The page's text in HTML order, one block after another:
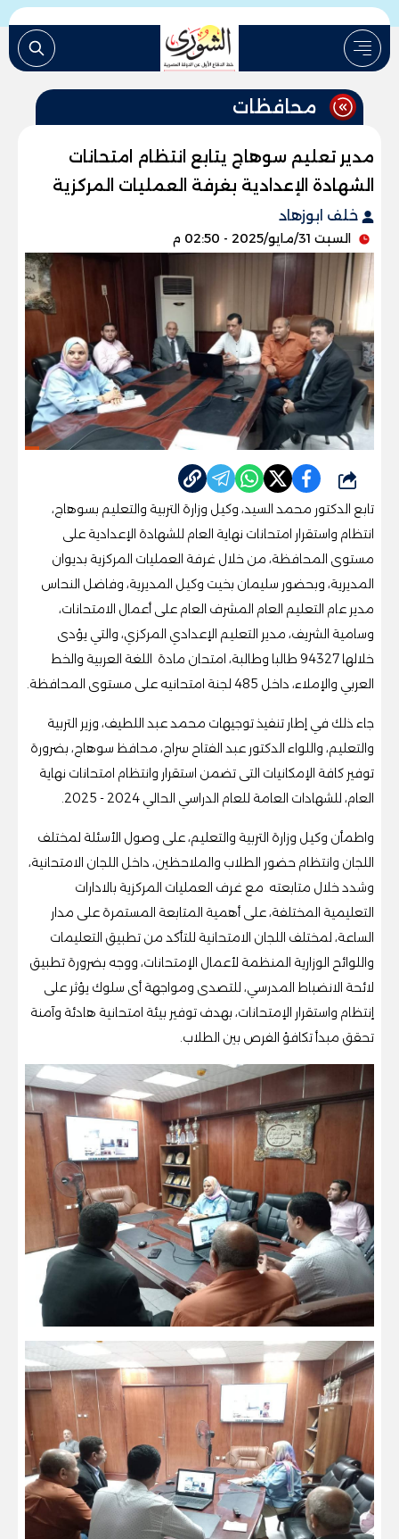
محافظات
مدير تعليم سوهاج يتابع انتظام امتحانات
الشهادة الإعدادية بغرفة العمليات المركزية
خلف ابوزهاد
السبت 31/مايو/2025 - 02:50 م
شارك
تابع الدكتور محمد السيد، وكيل وزارة التربية والتعليم بسوهاج،
انتظام واستقرار امتحانات نهاية العام للشهادة الإعدادية على
مستوى المحافظة، من خلال غرفة العمليات المركزية بديوان
المديرية، وبحضور سليمان بخيت وكيل المديرية، وفاضل النحاس
مدير عام التعليم العام المشرف العام على أعمال الامتحانات،
وسامية الشريف، مدير التعليم الإعدادي المركزي، والتي يؤدى
خلالها 94327 طالبا وطالبة، امتحان مادة اللغة العربية والخط
العربي والإملاء، داخل 485 لجنة امتحانيه على مستوى المحافظة.
جاء ذلك في إطار تنفيذ توجيهات محمد عبد اللطيف، وزير التربية
والتعليم، واللواء الدكتور عبد الفتاح سراج، محافظ سوهاج، بضرورة
توفير كافة الإمكانيات التى تضمن استقرار وانتظام امتحانات نهاية
العام، للشهادات العامة للعام الدراسي الحالي 2024 - 2025.
واطمأن وكيل وزارة التربية والتعليم، على وصول الأسئلة لمختلف
اللجان وانتظام حضور الطلاب والملاحظين، داخل اللجان الامتحانية،
وشدد خلال متابعته مع غرف العمليات المركزية بالادارات
التعليمية المختلفة، على أهمية المتابعة المستمرة على مدار
الساعة، لمختلف اللجان الامتحانية للتأكد من تطبيق التعليمات
واللوائح الوزارية المنظمة لأعمال الإمتحانات، ووجه بضرورة تطبيق
لائحة الانضباط المدرسي، للتصدى ومواجهة أى سلوك يؤثر على
إنتظام واستقرار الإمتحانات، بهدف توفير بيئة امتحانية هادئة وآمنة
تحقق مبدأ تكافؤ الفرص بين الطلاب.